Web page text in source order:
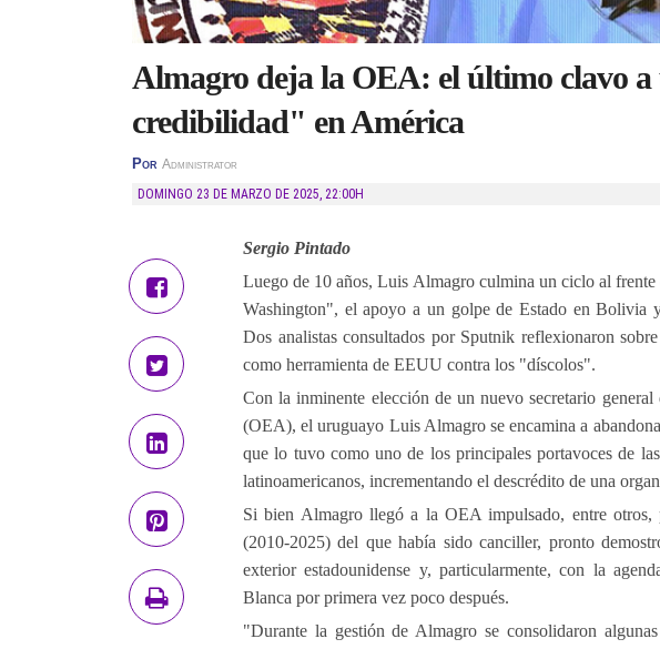
Almagro deja la OEA: el último clavo
credibilidad" en América
Por Administrator
DOMINGO 23 DE MARZO DE 2025, 22:00H
Sergio Pintado
Luego de 10 años, Luis Almagro culmina un ciclo al
Washington", el apoyo a un golpe de Estado en Bolivia
Dos analistas consultados por Sputnik reflexionaron
como herramienta de EEUU contra los "díscolos".
Con la inminente elección de un nuevo secretario
(OEA), el uruguayo Luis Almagro se encamina a
que lo tuvo como uno de los principales portavoces de
latinoamericanos, incrementando el descrédito de una
Si bien Almagro llegó a la OEA impulsado, entre
(2010-2025) del que había sido canciller, pronto
exterior estadounidense y, particularmente, con la
Blanca por primera vez poco después.
"Durante la gestión de Almagro se consolidaron